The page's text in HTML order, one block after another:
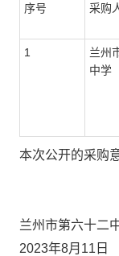
序号 采购
1
兰州
中学
本次公开的采购
兰州市第六十二
2023年8月11日